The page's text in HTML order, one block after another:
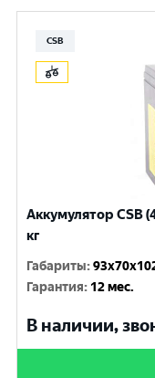
CSB
Аккумулятор CSB
кг
Габариты:
Гарантия: 12 мес.
В наличии,